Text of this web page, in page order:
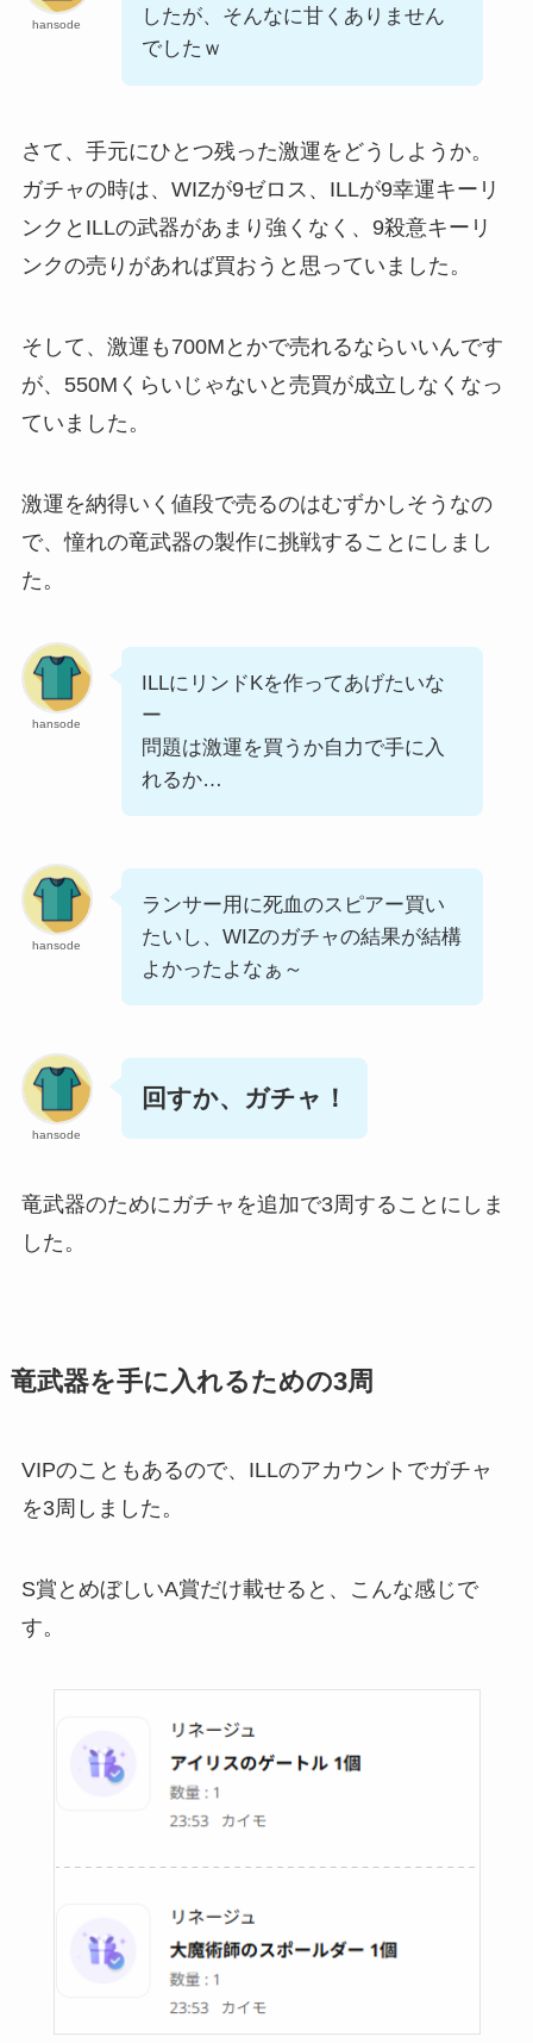
hansode
したが、そんなに甘くありません
でしたｗ
さて、手元にひとつ残った激運をどうしようか。
ガチャの時は、WIZが9ゼロス、ILLが9幸運キーリ
ンクとILLの武器があまり強くなく、9殺意キーリ
ンクの売りがあれば買おうと思っていました。
そして、激運も700Mとかで売れるならいいんです
が、550Mくらいじゃないと売買が成立しなくなっ
ていました。
激運を納得いく値段で売るのはむずかしそうなの
で、憧れの竜武器の製作に挑戦することにしまし
た。
hansode
ILLにリンドKを作ってあげたいな
ー
問題は激運を買うか自力で手に入
れるか…
hansode
ランサー用に死血のスピアー買い
たいし、WIZのガチャの結果が結構
よかったよなぁ～
hansode
回すか、ガチャ！
竜武器のためにガチャを追加で3周することにしま
した。
竜武器を手に入れるための3周
VIPのこともあるので、ILLのアカウントでガチャ
を3周しました。
S賞とめぼしいA賞だけ載せると、こんな感じで
す。